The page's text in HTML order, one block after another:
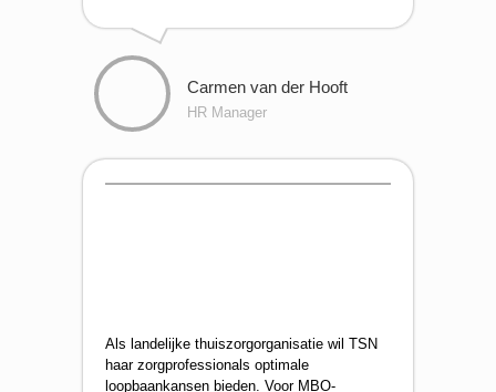
Carmen van der Hooft
HR Manager
Als landelijke thuiszorgorganisatie wil TSN
haar zorgprofessionals optimale
loopbaankansen bieden. Voor MBO-